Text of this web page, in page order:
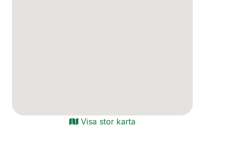
Visa stor karta